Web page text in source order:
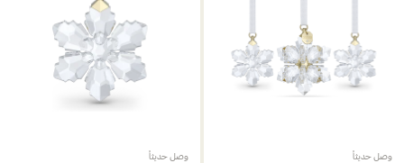
وصل حديثاً وصل حديثاً